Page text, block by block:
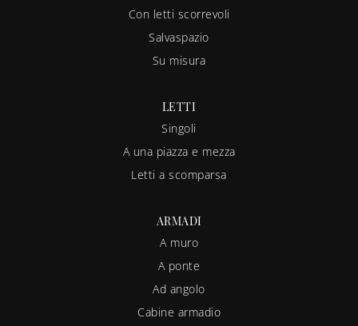
Con letti scorrevoli
Salvaspazio
Su misura
LETTI
Singoli
A una piazza e mezza
Letti a scomparsa
ARMADI
A muro
A ponte
Ad angolo
Cabine armadio